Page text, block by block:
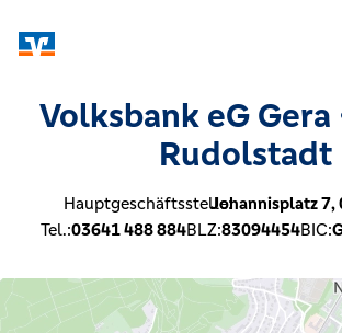
Volksbank eG Gera
Rudolstadt
Hauptgeschäftsstelle:Johannisplatz 7,
Tel.:03641 488 884BLZ:83094454BIC: